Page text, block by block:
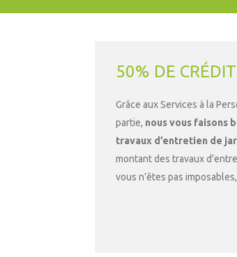
50% DE
Grâce aux Services à la
partie, nous vous faisons
travaux d’entretien de
montant des travaux
vous n’êtes pas